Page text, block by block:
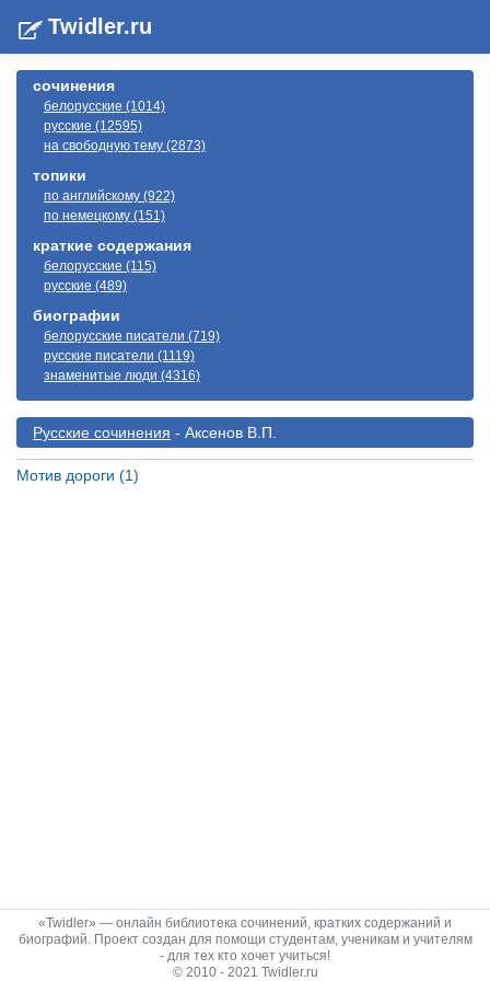
Twidler.ru
сочинения
белорусские (1014)
русские (12595)
на свободную тему (2873)
топики
по английскому (922)
по немецкому (151)
краткие содержания
белорусские (115)
русские (489)
биографии
белорусские писатели (719)
русские писатели (1119)
знаменитые люди (4316)
Русские сочинения - Аксенов В.П.
Мотив дороги (1)
«Twidler» — онлайн библиотека сочинений, кратких содержаний и
биографий. Проект создан для помощи студентам, ученикам и учителям
- для тех кто хочет учиться!
© 2010 - 2021 Twidler.ru